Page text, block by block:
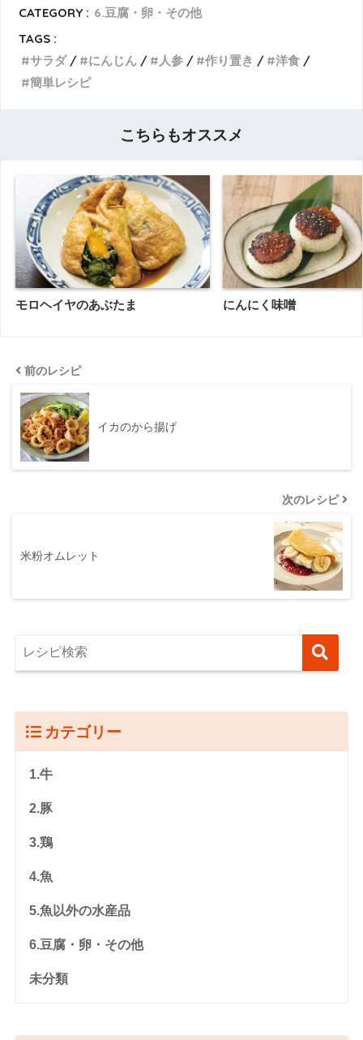
CATEGORY : 6.豆腐・卵・その他
TAGS :
サラダ
にんじん 人参 作り置き
洋食
簡単レシピ
こちらもオススメ
モロヘイヤのあぶたま にんにく味噌
前のレシピ
イカのから揚げ
次のレシピ
米粉オムレット
カテゴリー
1.牛
2.豚
3.鶏
4.魚
5.魚以外の水産品
6.豆腐・卵・その他
未分類